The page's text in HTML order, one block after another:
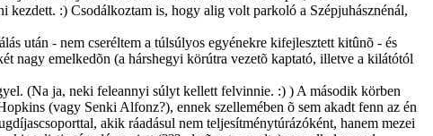
kezdett. :) Csodálkoztam is, hogy alig volt parkoló a Szépjuhásznénál,
után - nem cseréltem a túlsúlyos egyénekre kifejlesztett kitûnõ - és
nagy emelkedõn (a hárshegyi körútra vezetõ kaptató, illetve a kilátótól
(Na ja, neki feleannyi súlyt kellett felvinnie. :) ) A második körben
(vagy Senki Alfonz?), ennek szellemében õ sem akadt fenn az én
akik ráadásul nem teljesítménytúrázóként, hanem mezei